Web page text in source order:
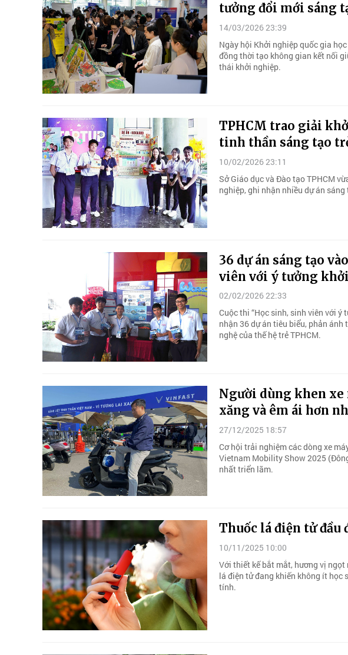
tưởng đổi mới sáng
14/03/2026 23:39
Ngày hội Khởi nghiệp quốc gia
đồng thời tạo không gian kết nối
thái khởi nghiệp.
TPHCM trao giải
tinh thần sáng tạo
10/02/2026 23:11
Sở Giáo dục và Đào tạo TPHCM
nghiệp, ghi nhận nhiều dự án
36 dự án sáng tạo
viên với ý tưởng
02/02/2026 22:33
Cuộc thi “Học sinh, sinh viên với
nhận 36 dự án tiêu biểu, phản
nghệ của thế hệ trẻ TPHCM.
Người dùng khen xe
xăng và êm ái hơn
27/12/2025 18:57
Cơ hội trải nghiệm các dòng xe
Vietnam Mobility Show 2025
nhất triển lãm.
Thuốc lá điện tử
10/11/2025 10:00
Với thiết kế bắt mắt, hương vị ngọt
lá điện tử đang khiến không ít học
tính.